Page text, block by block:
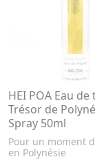
HEI POA Eau
Trésor de
Spray 50ml
Pour un moment
en Polynésie